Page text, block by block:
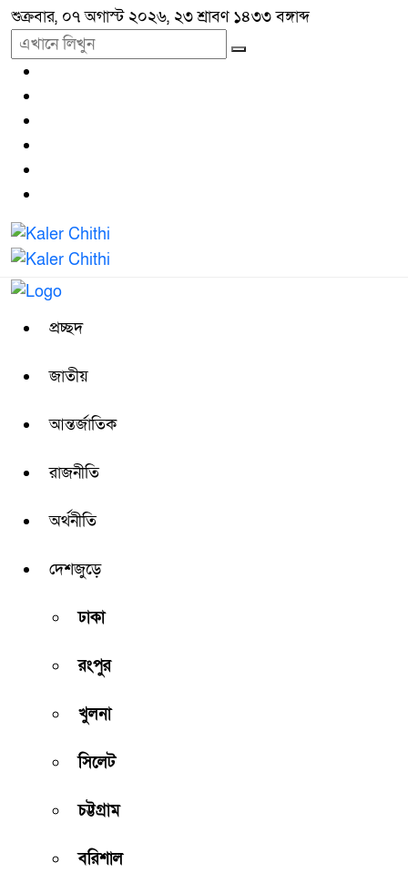
শুক্রবার, ০৭ অগাস্ট ২০২৬, ২৩ শ্রাবণ ১৪৩৩ বঙ্গাব্দ
প্রচ্ছদ
জাতীয়
আন্তর্জাতিক
রাজনীতি
অর্থনীতি
দেশজুড়ে
ঢাকা
রংপুর
খুলনা
সিলেট
চট্টগ্রাম
বরিশাল